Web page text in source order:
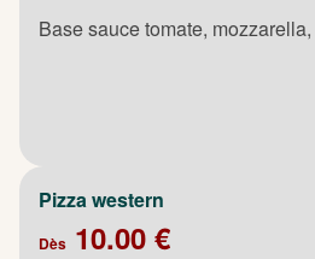
Base sauce tomate,
Pizza western
Dès 10.00 €